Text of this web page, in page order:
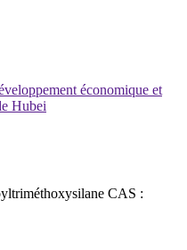
économique et
Hubei
CAS :